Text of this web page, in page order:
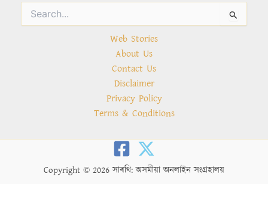
Search
for:
Web Stories
About Us
Contact Us
Disclaimer
Privacy Policy
Terms & Conditions
Copyright © 2026 সাৰথি: অসমীয়া অনলাইন সংগ্ৰহালয়